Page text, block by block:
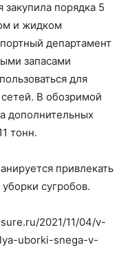
порядка 5
и жидком
департамент
запасами
для
В обозримой
дополнительных
тонн.
привлекать
сугробов.
2021/11/04/v-
uborki-snega-v-